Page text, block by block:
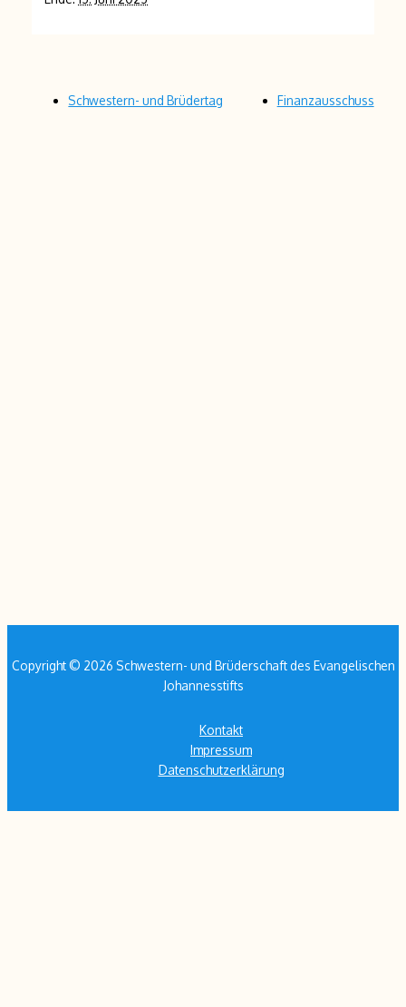
Schwestern- und Brüdertag Finanzausschuss
Copyright © 2026 Schwestern- und Brüderschaft des Evangelischen
Johannesstifts
Kontakt
Impressum
Datenschutzerklärung